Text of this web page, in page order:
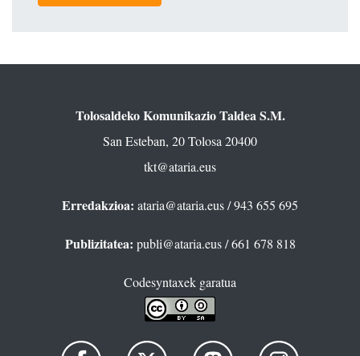
Tolosaldeko Komunikazio Taldea S.M.
San Esteban, 20 Tolosa 20400
tkt@ataria.eus
Erredakzioa: ataria@ataria.eus/ 943 655 695
Publizitatea: publi@ataria.eus/ 661 678 818
Codesyntaxek garatua